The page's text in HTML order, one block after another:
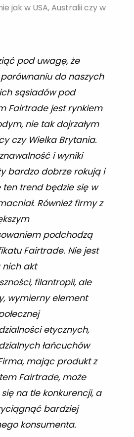
jak w USA, Australii czy w
pod uwagę, że
porównaniu do naszych
sąsiadów pod
Fairtrade jest rynkiem
nie tak dojrzałym
czy Wielka Brytania.
i wyniki
bardzo dobrze rokują i
ten trend będzie się w
Również firmy z
podchodzą
Fairtrade. Nie jest
nich akt
filantropii, ale
wymierny element
etycznych,
łańcuchów
mając produkt z
Fairtrade, może
na tle konkurencji, a
bardziej
konsumenta.